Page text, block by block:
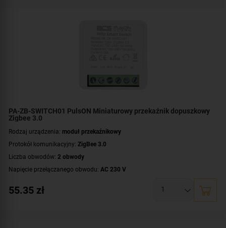
PA-ZB-SWITCH01 PulsON Miniaturowy przekaźnik dopuszkowy
Zigbee 3.0
Rodzaj urządzenia: moduł przekaźnikowy
Protokół komunikacyjny: ZigBee 3.0
Liczba obwodów: 2 obwody
Napięcie przełączanego obwodu: AC 230 V
Montaż:dopuszkowy
55.35 zł